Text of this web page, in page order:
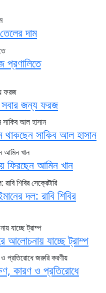
দাম
প্রণালিতে
সবার জন্য ফরজ
থাকছেন সাকিব আল হাসান
ফিরছেন আমিন খান
দল: রাবি শিবির
আলোচনায় যাচ্ছে ট্রাম্প
কারণ ও প্রতিরোধে